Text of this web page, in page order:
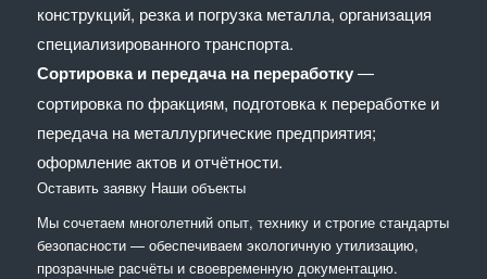
конструкций, резка и погрузка металла, организация
специализированного транспорта.
Сортировка и передача на переработку—
сортировка по фракциям, подготовка к переработке и
передача на металлургические предприятия;
оформление актов и отчётности.
Оставить заявку Наши объекты
Мы сочетaем многолетний опыт, технику и строгие стандарты
безопасности — обеспечиваем экологичную утилизацию,
прозрачные расчёты и своевременную документацию.